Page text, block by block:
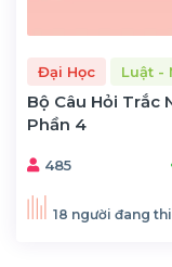
Đại Học Luật -
Bộ Câu Hỏi Trắc
Phần 4
485
18 người đang thi